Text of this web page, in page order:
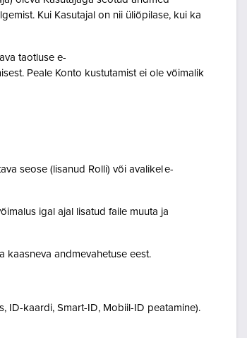
Kui Kasutajal on nii üliõpilase, kui ka
taotluse e-
Peale Konto kustutamist ei ole võimalik
seose (lisanud Rolli) või avalikel e-
igal ajal lisatud faile muuta ja
kaasneva andmevahetuse eest.
ID-kaardi, Smart-ID, Mobiil-ID peatamine).